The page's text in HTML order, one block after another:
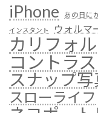
iPhone あの日に
インスタント ウォルマ
カリフォ
コントラ
スナップ写
スローライフ